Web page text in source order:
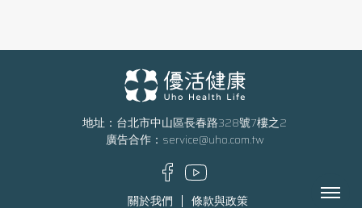
地址：台北市中山區長春路328號7樓之2
廣告合作： service@uho.com.tw
關於我們 條款與政策 Menu